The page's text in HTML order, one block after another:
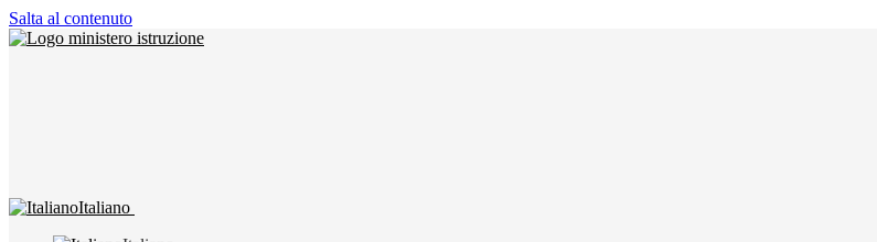
Salta al contenuto
Italiano